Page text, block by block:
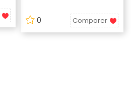
0 Comparer